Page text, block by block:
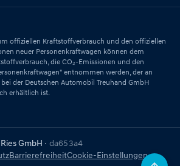
offiziellen Kraftstoffverbrauch und den offiziellen
neuer Personenkraftwagen können dem
die CO₂-Emissionen und den
entnommen werden, der an
der Deutschen Automobil Treuhand GmbH
erhältlich ist.
GmbH · da653a4
BarrierefreiheitCookie-Einstellungen